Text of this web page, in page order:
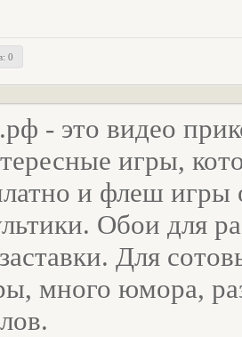
0
- это видео
игры,
и флеш игры
Обои для
Для
много юмора,